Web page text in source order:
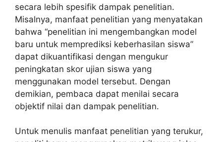
secara lebih spesifik dampak penelitian.
Misalnya, manfaat penelitian yang menyatakan
bahwa “penelitian ini mengembangkan model
baru untuk memprediksi keberhasilan siswa”
dapat dikuantifikasi dengan mengukur
peningkatan skor ujian siswa yang
menggunakan model tersebut. Dengan
demikian, pembaca dapat menilai secara
objektif nilai dan dampak penelitian.
Untuk menulis manfaat penelitian yang terukur,